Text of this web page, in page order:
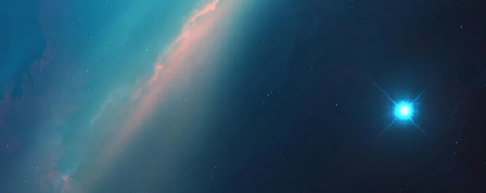
Sol · licita una
demostració